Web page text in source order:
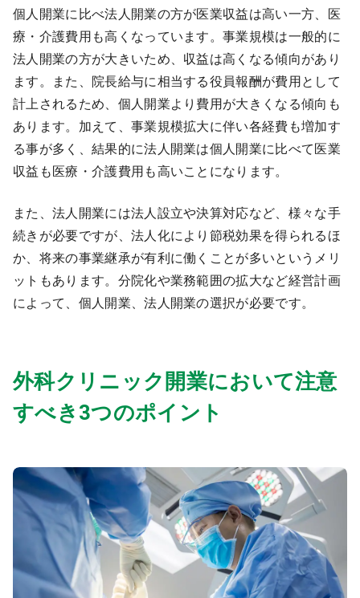
個人開業に比べ法人開業の方が医業収益は高い一方、医
療・介護費用も高くなっています。事業規模は一般的に
法人開業の方が大きいため、収益は高くなる傾向があり
ます。また、院長給与に相当する役員報酬が費用として
計上されるため、個人開業より費用が大きくなる傾向も
あります。加えて、事業規模拡大に伴い各経費も増加す
る事が多く、結果的に法人開業は個人開業に比べて医業
収益も医療・介護費用も高いことになります。
また、法人開業には法人設立や決算対応など、様々な手
続きが必要ですが、法人化により節税効果を得られるほ
か、将来の事業継承が有利に働くことが多いというメリ
ットもあります。分院化や業務範囲の拡大など経営計画
によって、個人開業、法人開業の選択が必要です。
外科クリニック開業において注意
すべき3つのポイント